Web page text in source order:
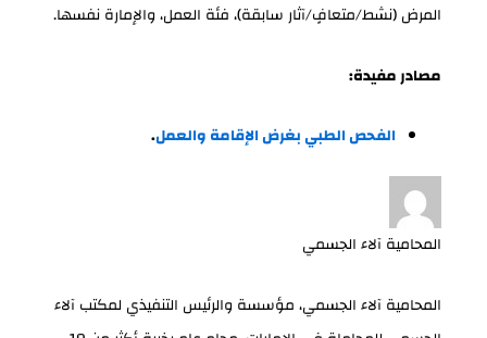
المرض (نشط/متعافٍ/آثار سابقة)، فئة العمل، والإمارة نفسها.
مصادر مفيدة:
الفحص الطبي بغرض الإقامة والعمل.
المحامية آلاء الجسمي
المحامية آلاء الجسمي، مؤسسة والرئيس التنفيذي لمكتب آلاء